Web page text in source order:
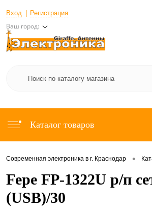
Вход Регистрация
Ваш город:
Каталог товаров
Современная электроника в г. Краснодар •
Fepe FP-1322U р/п
(USB)/30